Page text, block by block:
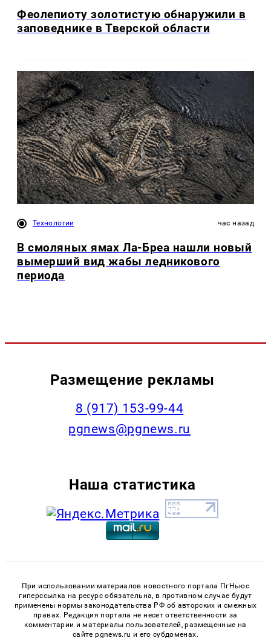
Феолепиоту золотистую обнаружили в
заповеднике в Тверской области
Технологии час назад
В смоляных ямах Ла-Бреа нашли новый
вымерший вид жабы ледникового
периода
Размещение рекламы
‭8 (917) 153-99-44
pgnews@pgnews.ru
Наша статистика
При использовании материалов новостного портала ПгНьюс
гиперссылка на ресурс обязательна, в противном случае будут
применены нормы законодательства РФ об авторских и смежных
правах. Редакция портала не несет ответственности за
комментарии и материалы пользователей, размещенные на
сайте pgnews.ru и его субдоменах.